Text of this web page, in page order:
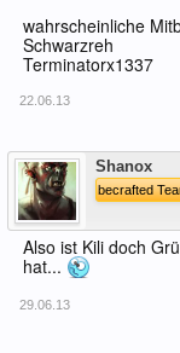
wahrscheinliche
Schwarzreh
Terminatorx1337
22.06.13
Shanox
becrafted
Also ist Kili doch
hat...
29.06.13